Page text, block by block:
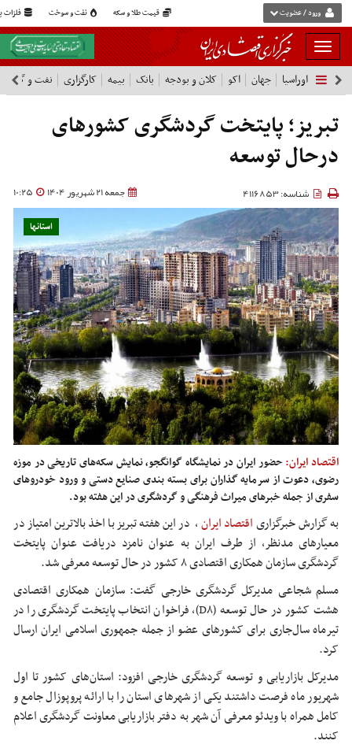
قیمت طلا و سکه نفت و سوخت فلزات ورود / عضویت
بار
و
بسته
نمودن
فهرست
اوراسیا جهان اکو کلان و بودجه بانک بیمه کارگزاری نفت و گاز
تبریز؛ پایتخت گردشگری کشورهای
درحال توسعه
جمعه 21 شهریور 1404 10:25 شناسه: 4116853
استانها
اقتصاد ایران:حضور ایران در نمایشگاه گوانگجو، نمایش سکه‌های تاریخی در موزه
رضوی، دعوت از سرمایه گذاران برای بسته بندی صنایع دستی و ورود خودروهای
سفری از جمله خبرهای میراث فرهنگی و گردشگری در این هفته بود.
به گزارش خبرگزاریاقتصاد ایران، در این هفته تبریز با اخذ بالاترین امتیاز در
معیارهای مدنظر، از طرف ایران به عنوان نامزد دریافت عنوان پایتخت
گردشگری سازمان همکاری اقتصادی ۸ کشور در حال توسعه معرفی شد.
مسلم شجاعی مدیرکل گردشگری خارجی گفت: سازمان همکاری اقتصادی
هشت کشور در حال توسعه (D۸)، فراخوان انتخاب پایتخت گردشگری را در
تیرماه سال‌جاری برای کشورهای عضو از جمله جمهوری اسلامی ایران ارسال
کرد.
مدیرکل بازاریابی و توسعه گردشگری خارجی افزود: استان‌های کشور تا اول
شهریور ماه فرصت داشتند یکی از شهرهای استان را با ارائه پروپوزال جامع و
کامل همراه با ویدئو معرفی آن شهر به دفتر بازاریابی معاونت گردشگری اعلام
کنند.